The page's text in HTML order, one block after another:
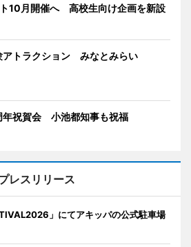
10月開催へ 高校生向け企画を新設
アトラクション みなとみらい
年祝賀会 小池都知事も祝福
レスリリース
」にてアキッパの公式駐車場